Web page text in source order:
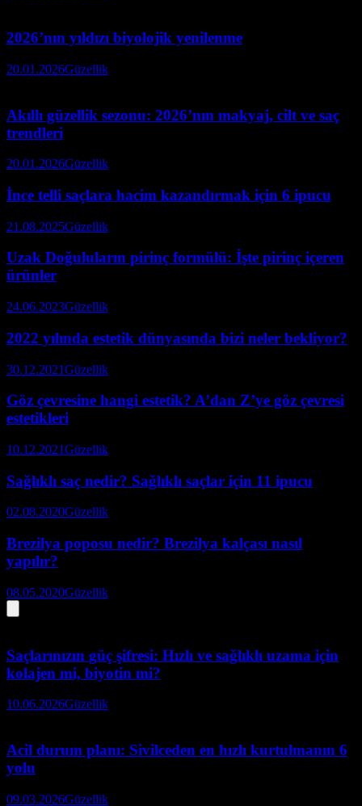
2026’nın yıldızı biyolojik yenilenme
20.01.2026Güzellik
Akıllı güzellik sezonu: 2026’nın makyaj, cilt ve saç
trendleri
20.01.2026Güzellik
İnce telli saçlara hacim kazandırmak için 6 ipucu
21.08.2025Güzellik
Uzak Doğuluların pirinç formülü: İşte pirinç içeren
ürünler
24.06.2023Güzellik
2022 yılında estetik dünyasında bizi neler bekliyor?
30.12.2021Güzellik
Göz çevresine hangi estetik? A’dan Z’ye göz çevresi
estetikleri
10.12.2021Güzellik
Sağlıklı saç nedir? Sağlıklı saçlar için 11 ipucu
02.08.2020Güzellik
Brezilya poposu nedir? Brezilya kalçası nasıl
yapılır?
08.05.2020Güzellik
Saçlarınızın güç şifresi: Hızlı ve sağlıklı uzama için
kolajen mi, biyotin mi?
10.06.2026Güzellik
Acil durum planı: Sivilceden en hızlı kurtulmanın 6
yolu
09.03.2026Güzellik